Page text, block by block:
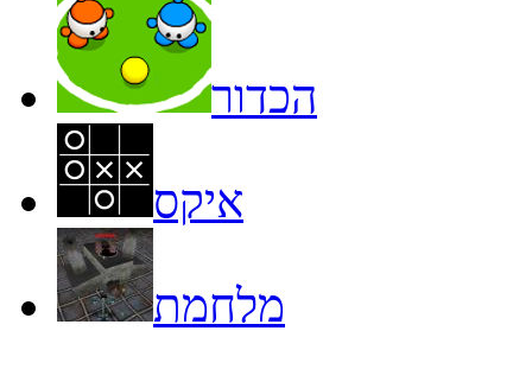
הכדור
איקס
מלחמת